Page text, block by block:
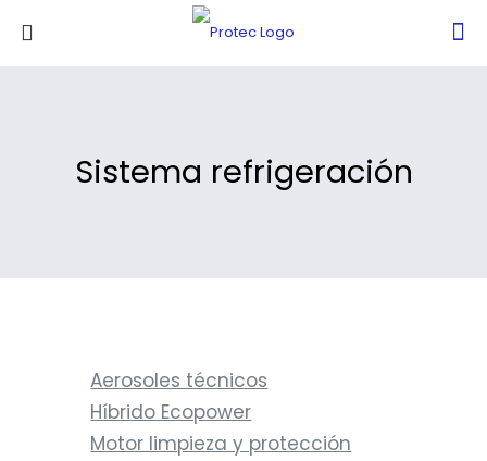
Sistema refrigeración
Aerosoles técnicos
Híbrido Ecopower
Motor limpieza y protección